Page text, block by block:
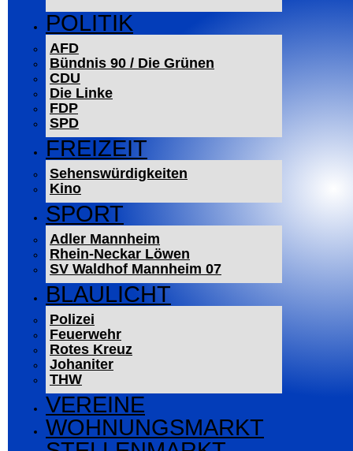
POLITIK
AFD
Bündnis 90 / Die Grünen
CDU
Die Linke
FDP
SPD
FREIZEIT
Sehenswürdigkeiten
Kino
SPORT
Adler Mannheim
Rhein-Neckar Löwen
SV Waldhof Mannheim 07
BLAULICHT
Polizei
Feuerwehr
Rotes Kreuz
Johaniter
THW
VEREINE
WOHNUNGSMARKT